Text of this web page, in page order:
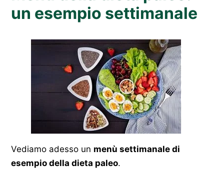
un esempio settimanale
Vediamo adesso un menù settimanale di
esempio della dieta paleo.